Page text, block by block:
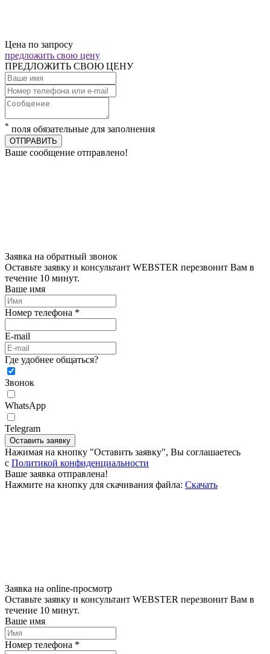
Цена по запросу
предложить свою цену
ПРЕДЛОЖИТЬ СВОЮ ЦЕНУ
* поля обязательные для заполнения
ОТПРАВИТЬ
Ваше сообщение отправлено!
Заявка на обратный звонок
Оставьте заявку и консультант WEBSTER перезвонит Вам в
течение 10 минут.
Ваше имя
Номер телефона *
E-mail
Где удобнее общаться?
Звонок
WhatsApp
Telegram
Оставить заявку
Нажимая на кнопку "Оставить заявку", Вы соглашаетесь
c Политикой конфиденциальности
Ваше заявка отправлена!
Нажмите на кнопку для скачивания файла: Скачать
Заявка на online-просмотр
Оставьте заявку и консультант WEBSTER перезвонит Вам в
течение 10 минут.
Ваше имя
Номер телефона *